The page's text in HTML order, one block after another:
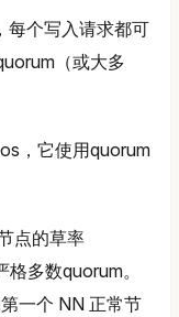
每个写入请求都可
（或大多
，它使用quorum
点的草率
多数quorum。
一个 NN 正常节